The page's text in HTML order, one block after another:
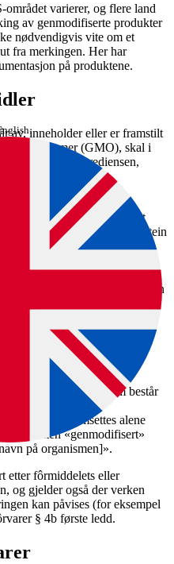
varierer, og flere land
av genmodifiserte produkter
nødvendigvis vite om et
fra merkingen. Her har
på produktene.
av, inneholder eller er framstilt
organismer (GMO), skal i
den aktuelle ingrediensen,
«produsert fra
næringsmidler, inkludert
der verken DNA eller protein
for eksempel ulike
skal ledsages av
eller produsert fra en
Se matinformasjonsforskriften
og
som består
av levende
enten de omsettes alene
med enten «genmodifisert»
på organismen]».
etter fôrmiddelets eller
og gjelder også der verken
kan påvises (for eksempel
§ 4b første ledd.